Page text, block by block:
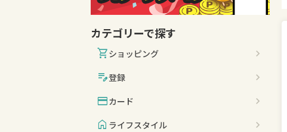
カテゴリーで探す
shopping_cartショッピング
edit_note登録
credit_cardカード
home ライフスタイル